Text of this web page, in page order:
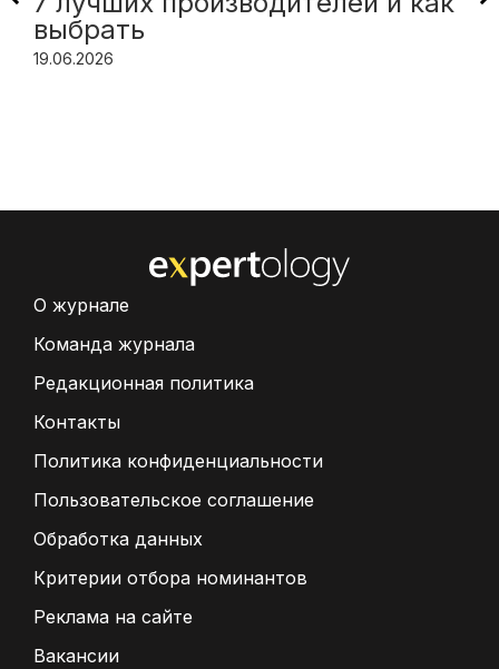
выбрать
19.06.2026
О журнале
Команда журнала
Редакционная политика
Контакты
Политика конфиденциальности
Пользовательское соглашение
Обработка данных
Критерии отбора номинантов
Реклама на сайте
Вакансии